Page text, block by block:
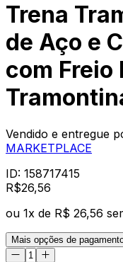
Trena
de Aço e
com Freio
Vendido e entregue
MARKETPLACE
ID: 158717415
R$26,56
ou 1x de R$ 26,56
Mais opções de